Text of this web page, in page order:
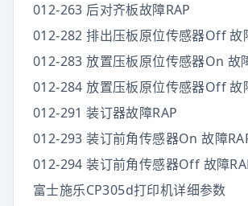
012-263 后对齐板故障RAP
012-282 排出压板原位传感器Off 故
012-283 放置压板原位传感器On 故
012-284 放置压板原位传感器Off 故
012-291 装订器故障RAP
012-293 装订前角传感器On 故障
012-294 装订前角传感器Off 故障
富士施乐CP305d打印机详细参数